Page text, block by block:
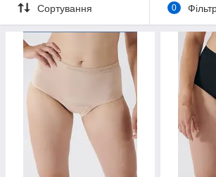
використанню передової технології
рівень захисту від неприємних запахів,
та впевненість протягом усього дня.
Особливості:
Інноваційна Тканина з
Основна особливість нашої білизни - це
шар активованого вугілля, який
нейтралізує усі види запахів.
Комфорт і Стиль:
Наші моделі
високу якість матеріалів і стильний
забезпечуючи не лише
Сортування 0